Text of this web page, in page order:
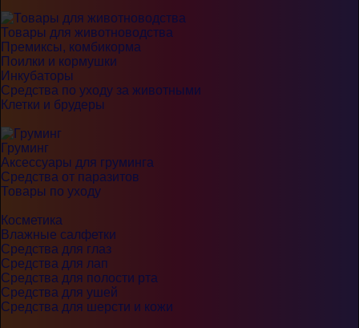
Товары для животноводства
Премиксы, комбикорма
Поилки и кормушки
Инкубаторы
Средства по уходу за животными
Клетки и брудеры
Груминг
Аксессуары для груминга
Средства от паразитов
Товары по уходу
Косметика
Влажные салфетки
Средства для глаз
Средства для лап
Средства для полости рта
Средства для ушей
Средства для шерсти и кожи